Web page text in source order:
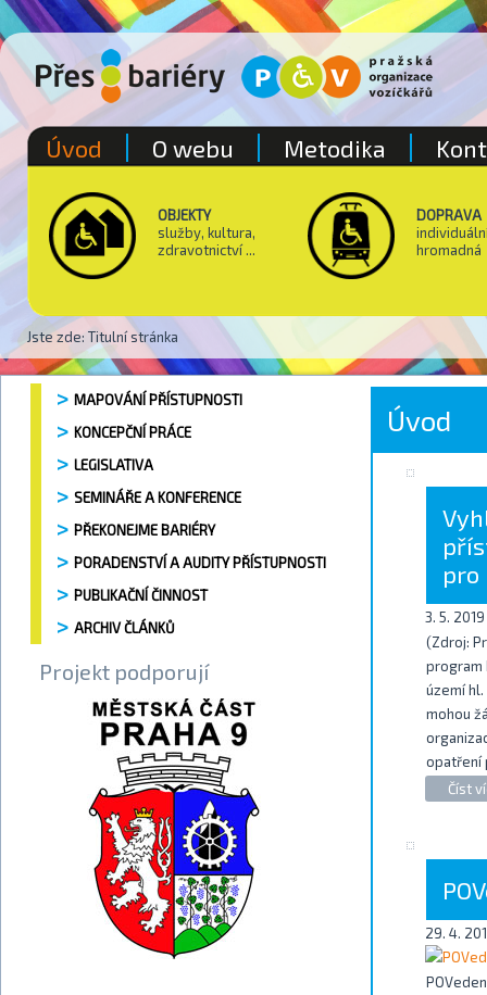
OBJEKTY
služby, kultura,
zdravotnictví ...
DOPRAVA
hromadná
Jste zde: Titulní stránka
Úvod O webu Metodika
MAPOVÁNÍ PŘÍSTUPNOSTI
KONCEPČNÍ PRÁCE
LEGISLATIVA
SEMINÁŘE A KONFERENCE
PŘEKONEJME BARIÉRY
PORADENSTVÍ A AUDITY PŘÍSTUPNOSTI
PUBLIKAČNÍ ČINNOST
ARCHIV ČLÁNKŮ
Projekt podporují
Úvod
pro
3. 5. 2019
(Zdroj:
program
území
mohou
opatření
Číst
29. 4.